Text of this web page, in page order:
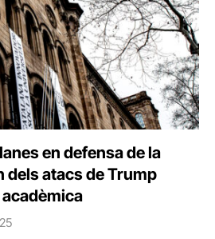
en defensa de la
dels atacs de Trump